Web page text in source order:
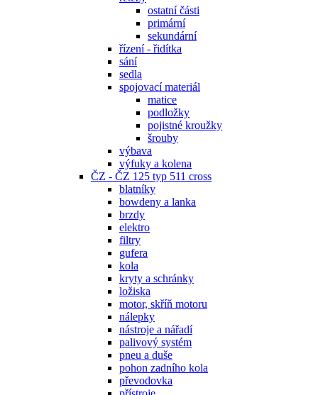
ostatní části
primární
sekundární
řízení - řidítka
sání
sedla
spojovací materiál
matice
podložky
pojistné kroužky
šrouby
výbava
výfuky a kolena
ČZ - ČZ 125 typ 511 cross
blatníky
bowdeny a lanka
brzdy
elektro
filtry
gufera
kola
kryty a schránky
ložiska
motor, skříň motoru
nálepky
nástroje a nářadí
palivový systém
pneu a duše
pohon zadního kola
převodovka